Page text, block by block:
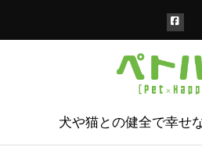
犬や猫との健全で幸せ